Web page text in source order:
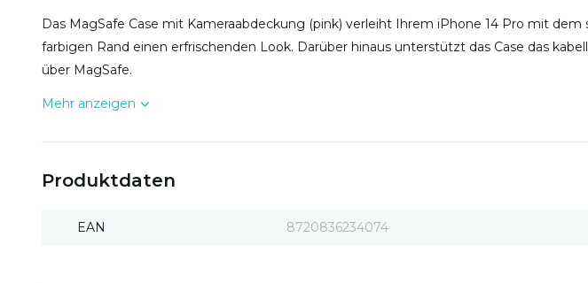
Das MagSafe Case mit Kameraabdeckung (pink) verleiht Ihrem iPhone 14 Pro mit dem
farbigen Rand einen erfrischenden Look. Darüber hinaus unterstützt das Case das
über MagSafe.
Mehr anzeigen
Produktdaten
EAN 8720836234074